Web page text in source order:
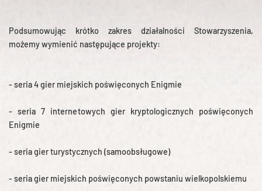
Podsumowując krótko zakres działalności Stowarzyszenia,
możemy wymienić następujące projekty:
- seria 4 gier miejskich poświęconych Enigmie
- seria 7 internetowych gier kryptologicznych poświęconych
Enigmie
- seria gier turystycznych (samoobsługowe)
- seria gier miejskich poświęconych powstaniu wielkopolskiemu